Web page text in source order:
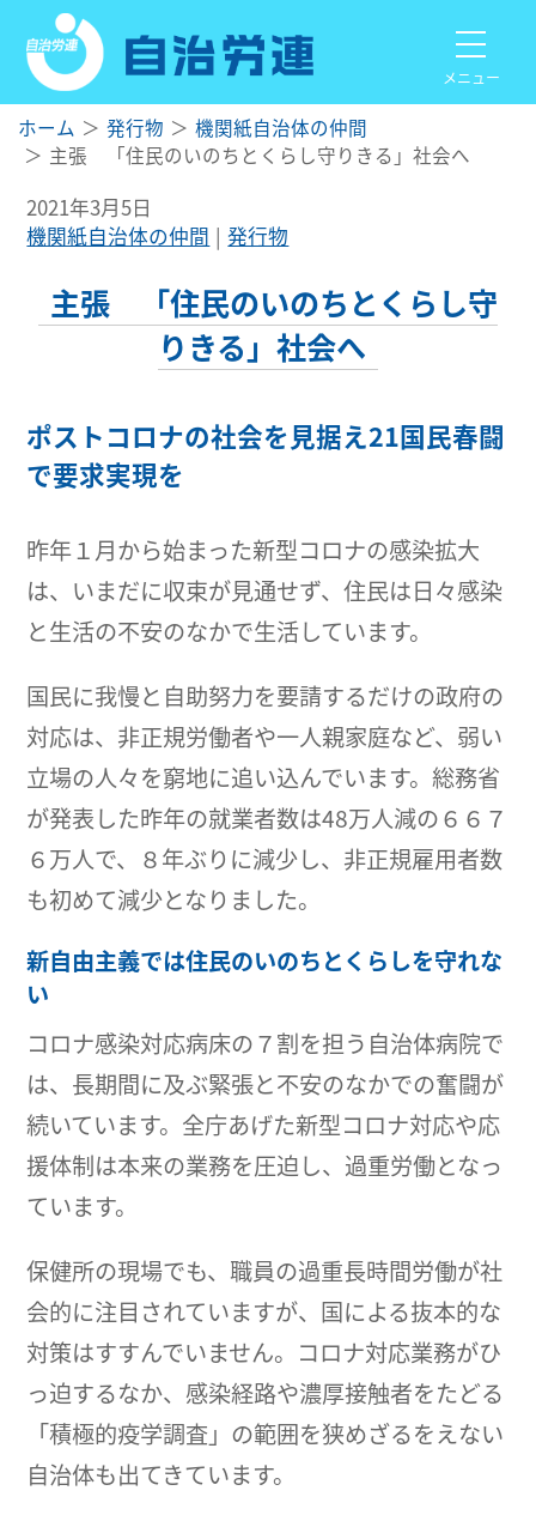
メニュー
ホーム 発行物
機関紙自治体の仲間
主張 「住民のいのちとくらし守りきる」社会へ
2021年3月5日
機関紙自治体の仲間
発行物
主張 「住民のいのちとくらし守
りきる」社会へ
ポストコロナの社会を見据え21国民春闘
で要求実現を
昨年１月から始まった新型コロナの感染拡大
は、いまだに収束が見通せず、住民は日々感染
と生活の不安のなかで生活しています。
国民に我慢と自助努力を要請するだけの政府の
対応は、非正規労働者や一人親家庭など、弱い
立場の人々を窮地に追い込んでいます。総務省
が発表した昨年の就業者数は48万人減の６６７
６万人で、８年ぶりに減少し、非正規雇用者数
も初めて減少となりました。
新自由主義では住民のいのちとくらしを守れな
い
コロナ感染対応病床の７割を担う自治体病院で
は、長期間に及ぶ緊張と不安のなかでの奮闘が
続いています。全庁あげた新型コロナ対応や応
援体制は本来の業務を圧迫し、過重労働となっ
ています。
保健所の現場でも、職員の過重長時間労働が社
会的に注目されていますが、国による抜本的な
対策はすすんでいません。コロナ対応業務がひ
っ迫するなか、感染経路や濃厚接触者をたどる
「積極的疫学調査」の範囲を狭めざるをえない
自治体も出てきています。